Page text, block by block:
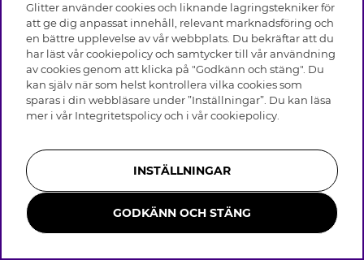
Leverans
Villkor
Integritetspolicy
Cookies
Medlemsvillkor
Jobba hos Glitter
Återkallelse
OM GLITTER
Black Friday
Våra butiker
Varumärken
Företagshistoria
Visselblåsning
Press & Samarbeten
HJÄLP
Vanliga frågor
Kundservice
Skötselråd skinnhandskar
Storleksguide för ringar
Smycken i rostfritt stål
Bli medlem
Glitter använder cookies och liknande lagringstekniker för
att ge dig anpassat innehåll, relevant marknadsföring och
en bättre upplevelse av vår webbplats. Du bekräftar att du
har läst vår cookiepolicy och samtycker till vår användning
av cookies genom att klicka på "Godkänn och stäng". Du
kan själv när som helst kontrollera vilka cookies som
sparas i din webbläsare under ”Inställningar”. Du kan läsa
mer i vår Integritetspolicyoch i vårcookiepolicy
INSTÄLLNINGAR
GODKÄNN OCH STÄNG